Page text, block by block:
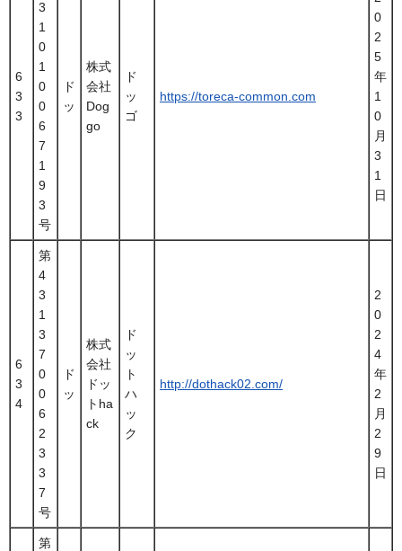
6
3
3
3
1
0
1
0
0
6
7
1
9
3
号
ド
ッ
株式
会社
Dog
go
ド
ッ
ゴ
https://toreca-common.com
0
2
5
年
1
0
月
3
1
日
6
3
4
第
4
3
1
3
7
0
0
6
2
3
3
7
号
ド
ッ
株式
会社
ドッ
トha
ck
ド
ッ
ト
ハ
ッ
ク
http://dothack02.com/
2
0
2
4
年
2
月
2
9
日
第